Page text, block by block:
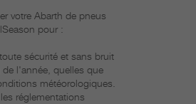
votre Abarth de pneus
pour :
sécurité et sans bruit
l'année, quelles que
météorologiques.
réglementations